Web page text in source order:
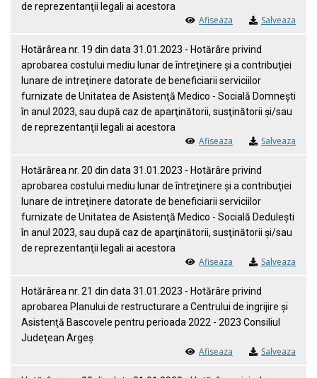
de reprezentanţii legali ai acestora
Afiseaza Salveaza
Hotărârea nr. 19 din data 31.01.2023 - Hotărâre privind
aprobarea costului mediu lunar de întreţinere şi a contribuţiei
lunare de intreţinere datorate de beneficiarii serviciilor
furnizate de Unitatea de Asistenţă Medico - Socială Domneşti
în anul 2023, sau după caz de aparţinătorii, susţinătorii şi/sau
de reprezentanţii legali ai acestora
Afiseaza Salveaza
Hotărârea nr. 20 din data 31.01.2023 - Hotărâre privind
aprobarea costului mediu lunar de întreţinere şi a contribuţiei
lunare de intreţinere datorate de beneficiarii serviciilor
furnizate de Unitatea de Asistenţă Medico - Socială Deduleşti
în anul 2023, sau după caz de aparţinătorii, susţinătorii şi/sau
de reprezentanţii legali ai acestora
Afiseaza Salveaza
Hotărârea nr. 21 din data 31.01.2023 - Hotărâre privind
aprobarea Planului de restructurare a Centrului de ingrijire şi
Asistenţă Bascovele pentru perioada 2022 - 2023 Consiliul
Judeţean Argeş
Afiseaza Salveaza